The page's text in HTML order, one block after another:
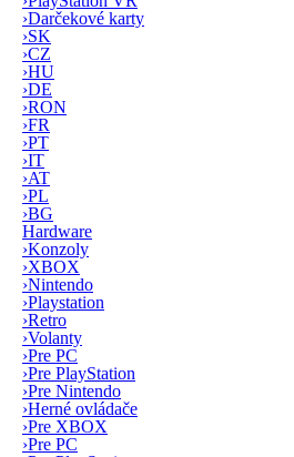
›Darčekové karty
›SK
›CZ
›HU
›DE
›RON
›FR
›PT
›IT
›AT
›PL
›BG
Hardware
›Konzoly
›XBOX
›Nintendo
›Playstation
›Retro
›Volanty
›Pre PC
›Pre PlayStation
›Pre Nintendo
›Herné ovládače
›Pre XBOX
›Pre PC